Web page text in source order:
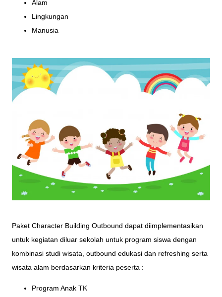
Alam
Lingkungan
Manusia
Paket Character Building Outbound dapat diimplementasikan
untuk kegiatan diluar sekolah untuk program siswa dengan
kombinasi studi wisata, outbound edukasi dan refreshing serta
wisata alam berdasarkan kriteria peserta :
Program Anak TK